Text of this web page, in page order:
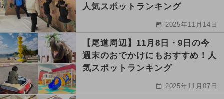
人気スポットランキング
2025年11月14日
【尾道周辺】11月8日・9日の今
週末のおでかけにもおすすめ！人
気スポットランキング
2025年11月07日